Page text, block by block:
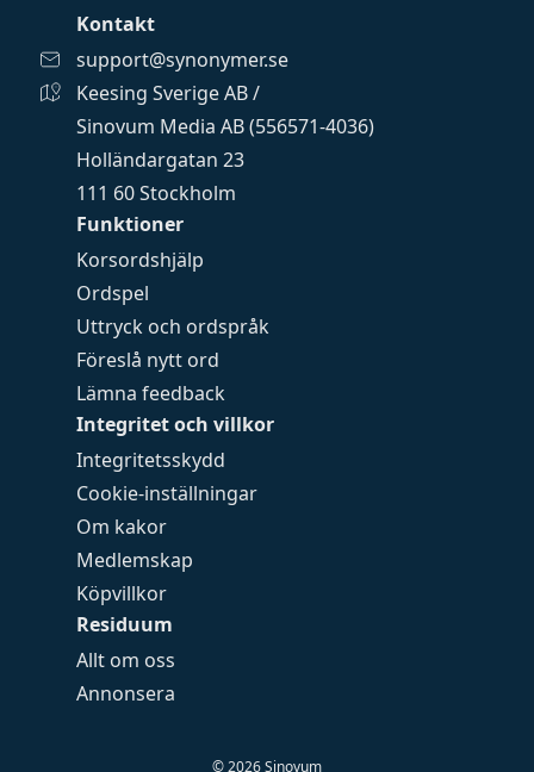
Funktioner
Korsordshjälp
Ordspel
Uttryck och ordspråk
Föreslå nytt ord
Lämna feedback
Integritet och villkor
Integritetsskydd
Cookie-inställningar
Om kakor
Medlemskap
Köpvillkor
Residuum
Allt om oss
Annonsera
Kontakt
support@synonymer.se
Keesing Sverige AB /
Sinovum Media AB (556571-4036)
Holländargatan 23
111 60 Stockholm
©2026Sinovum